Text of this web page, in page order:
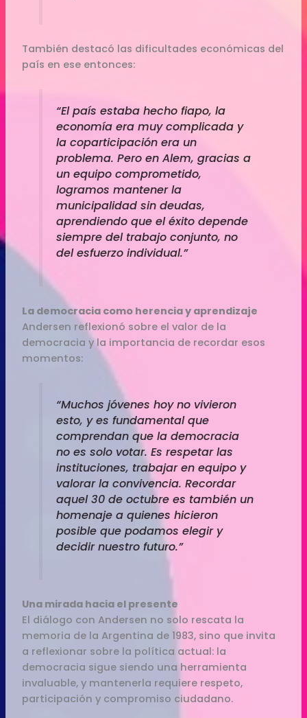
También destacó las dificultades económicas del
país en ese entonces:
“El país estaba hecho fiapo, la
economía era muy complicada y
la coparticipación era un
problema. Pero en Alem, gracias a
un equipo comprometido,
logramos mantener la
municipalidad sin deudas,
aprendiendo que el éxito depende
siempre del trabajo conjunto, no
del esfuerzo individual.”
La democracia como herencia y aprendizaje
Andersen reflexionó sobre el valor de la
democracia y la importancia de recordar esos
momentos:
“Muchos jóvenes hoy no vivieron
esto, y es fundamental que
comprendan que la democracia
no es solo votar. Es respetar las
instituciones, trabajar en equipo y
valorar la convivencia. Recordar
aquel 30 de octubre es también un
homenaje a quienes hicieron
posible que podamos elegir y
decidir nuestro futuro.”
Una mirada hacia el presente
El diálogo con Andersen no solo rescata la
memoria de la Argentina de 1983, sino que invita
a reflexionar sobre la política actual: la
democracia sigue siendo una herramienta
invaluable, y mantenerla requiere respeto,
participación y compromiso ciudadano.